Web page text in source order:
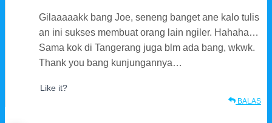
Gilaaaaakk bang Joe, seneng banget ane kalo tulis
an ini sukses membuat orang lain ngiler. Hahaha…
Sama kok di Tangerang juga blm ada bang, wkwk.
Thank you bang kunjungannya…
Like it?
BALAS